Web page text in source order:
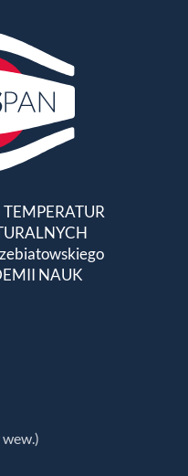
NAUK